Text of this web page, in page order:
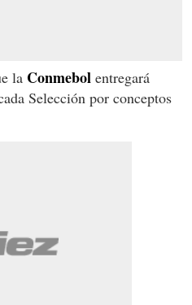
la Conmebol entregará
Selección por conceptos